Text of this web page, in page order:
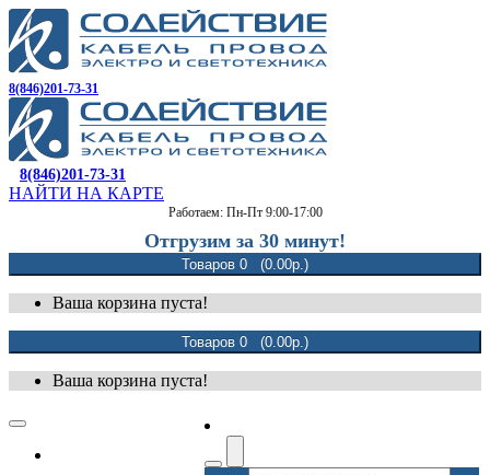
8(846)201-73-31
8(846)201-73-31
НАЙТИ НА КАРТЕ
Работаем: Пн-Пт 9:00-17:00
Отгрузим за 30 минут!
Товаров 0 (0.00р.)
Ваша корзина пуста!
Товаров 0 (0.00р.)
Ваша корзина пуста!